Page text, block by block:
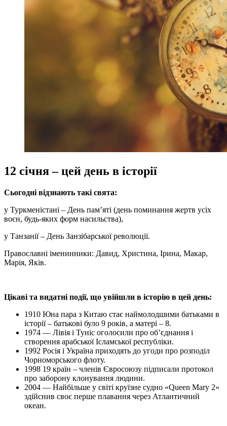
12 січня – цей день в історії
Сьогодні відзнають такі свята:
у Туркменістані – День пам’яті (день поминання жертв усіх
воєн, будь-яких форм насильства),
у Танзанії – День Занзібарської революції.
Православні іменинники: Давид, Христина, Ірина, Макар,
Марія, Яків.
Цікаві та видатні події, що увійшли в історію в цей день:
1910 Юна пара з Китаю стає наймолодшими батьками в
історії – батькові було 9 років, а матері – 8.
1974 — Лівія і Туніс оголосили про об’єднання і
створення арабської Ісламської республіки.
1992 Росія і Україна приходять до угоди про розподіл
Чорноморського флоту.
1998 19 країн – членів Євросоюзу підписали протокол
про заборону клонування людини.
2004 — Найбільше у світі круїзне судно «Queen Mary 2»
здійснив своє перше плавання через Атлантичний
океан.